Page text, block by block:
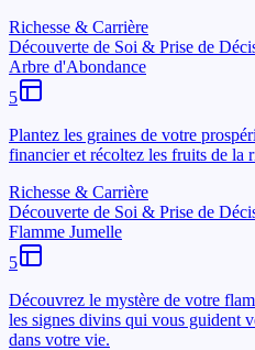
Richesse & Carrière
Découverte de Soi & Prise de
Arbre d'Abondance
5
Plantez les graines de votre
financier et récoltez les fruits de la
Richesse & Carrière
Découverte de Soi & Prise de
Flamme Jumelle
5
Découvrez le mystère de votre
les signes divins qui vous guident
dans votre vie.